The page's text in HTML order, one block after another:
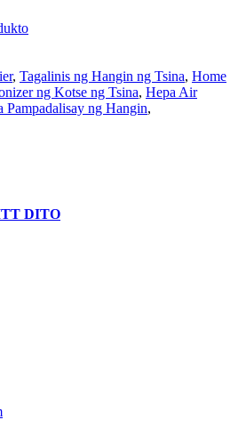
, Tagalinis ng Hangin ng Tsina, Home
ng Kotse ng Tsina, Hepa Air
Pampadalisay ng Hangin,
DITO